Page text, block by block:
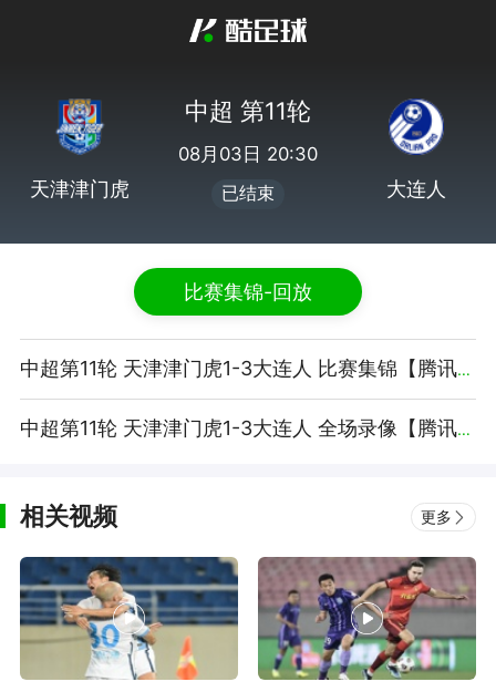
天津津门虎
中超 第11轮
08月03日 20:30
已结束 大连人
比赛集锦-回放
中超第11轮 天津津门虎1-3大连人 比赛集锦【腾讯体育】
中超第11轮 天津津门虎1-3大连人 全场录像【腾讯体育】
相关视频 更多